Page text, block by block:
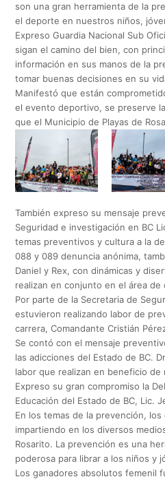
son una gran herramienta de la
el deporte en nuestros niños,
Expreso Guardia Nacional Sub
sigan el camino del bien, con
información en sus manos de la
tomar buenas decisiones en su
Manifestó que están
el evento deportivo, se preserve
que el Municipio de Playas de
También expreso su mensaje
Seguridad e investigación en BC
temas preventivos y cultura a la
088 y 089 denuncia anónima,
Daniel y Rex, con dinámicas y
realizan en conjunto en el área
Por parte de la Secretaria de
estuvieron realizando labor de
carrera, Comandante Cristián
Se contó con el mensaje
las adicciones del Estado de BC.
labor que realizan en beneficio
Expreso su gran compromiso la
Educación del Estado de BC, Lic.
En los temas de la prevención, los
impartiendo en los diversos
Rosarito. La prevención es una
poderosa para librar a los niños y
Los ganadores absolutos femenil